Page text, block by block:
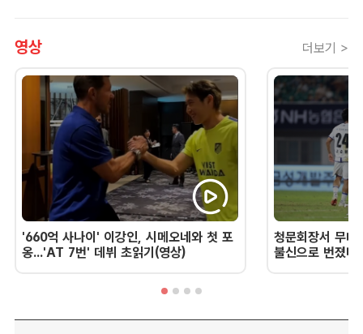
영상 더보기 >
'660억 사나이' 이강인, 시메오네와 첫 포
옹...'AT 7번' 데뷔 초읽기(영상)
청문회장서 무너
불신으로 번졌